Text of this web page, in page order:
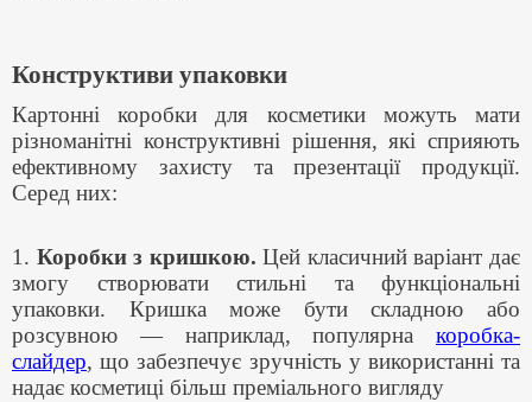
Конструктиви упаковки
Картонні коробки для косметики можуть мати
різноманітні конструктивні рішення, які сприяють
ефективному захисту та презентації продукції.
Серед них:
1. Коробки з кришкою. Цей класичний варіант дає
змогу створювати стильні та функціональні
упаковки. Кришка може бути складною або
розсувною — наприклад, популярна коробка-
слайдер, що забезпечує зручність у використанні та
надає косметиці більш преміального вигляду